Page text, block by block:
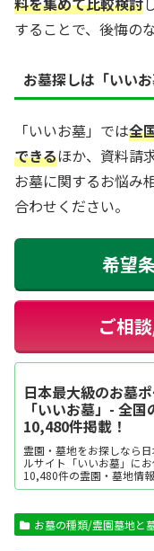
することで、後悔の
お墓探しは「いい
「いいお墓」では全
できるほか、資料請
お墓に関するお悩み
合わせください。
希望
ご相
日本最大級のお墓
「いいお墓」- 全
10,480件掲載！
霊園・墓地をお探しなら
ルサイト「いいお墓」に
10,480件の霊園・墓地情
績は年間14万件以上。エ
学予約・お墓の相談はすべ
永代供養墓・樹木葬・納骨
費用...
お墓の種類/霊園墓地と